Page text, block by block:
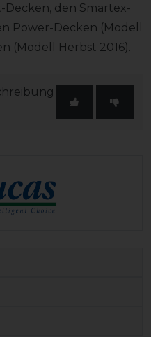
Decken, den Smartex-
Power-Decken (Modell
(Modell Herbst 2016).